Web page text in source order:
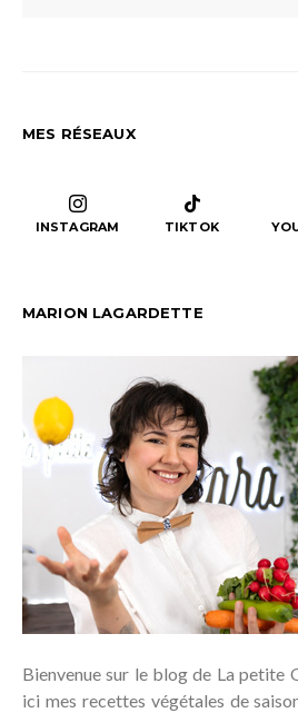
MES RÉSEAUX
INSTAGRAM TIKTOK
MARION LAGARDETTE
Bienvenue sur le blog de La petite
ici mes recettes végétales de